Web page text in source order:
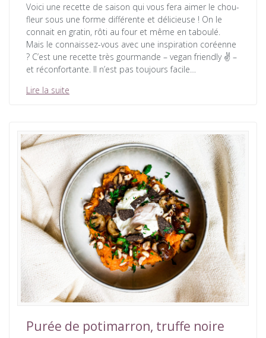
Voici une recette de saison qui vous fera aimer le chou-
fleur sous une forme différente et délicieuse ! On le
connait en gratin, rôti au four et même en taboulé.
Mais le connaissez-vous avec une inspiration coréenne
? C’est une recette très gourmande – vegan friendly ✌️ –
et réconfortante. Il n’est pas toujours facile…
Lire la suite
Purée de potimarron, truffe noire